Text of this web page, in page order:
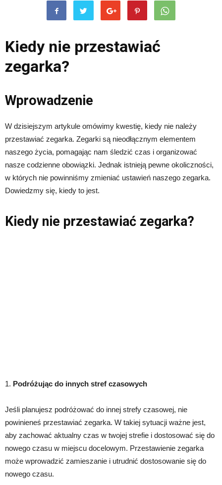
Kiedy nie przestawiać
zegarka?
Wprowadzenie
W dzisiejszym artykule omówimy kwestię, kiedy nie należy
przestawiać zegarka. Zegarki są nieodłącznym elementem
naszego życia, pomagając nam śledzić czas i organizować
nasze codzienne obowiązki. Jednak istnieją pewne okoliczności,
w których nie powinniśmy zmieniać ustawień naszego zegarka.
Dowiedzmy się, kiedy to jest.
Kiedy nie przestawiać zegarka?
1. Podróżując do innych stref czasowych
Jeśli planujesz podróżować do innej strefy czasowej, nie
powinieneś przestawiać zegarka. W takiej sytuacji ważne jest,
aby zachować aktualny czas w twojej strefie i dostosować się do
nowego czasu w miejscu docelowym. Przestawienie zegarka
może wprowadzić zamieszanie i utrudnić dostosowanie się do
nowego czasu.